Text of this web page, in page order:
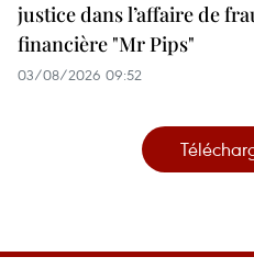
justice dans l’affaire de
financière "Mr Pips"
03/08/2026 09:52